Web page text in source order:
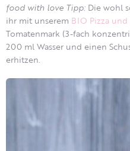
food with love Tipp: Die wohl
ihr mit unserem BIO Pizza und
Tomatenmark (3-fach
200 ml Wasser und einen
erhitzen.